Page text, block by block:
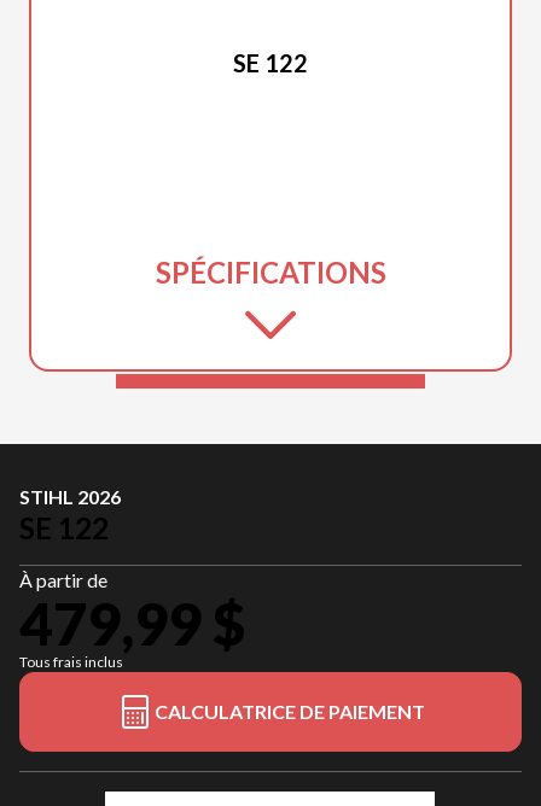
SE 122
SPÉCIFICATIONS
STIHL 2026
SE 122
À partir de
479,99 $
Tous frais inclus
CALCULATRICE DE PAIEMENT